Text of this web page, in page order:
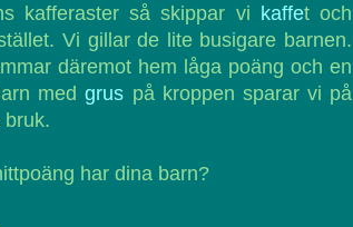
kafferaster så skippar vi kaffet och
Vi gillar de lite busigare barnen.
däremot hem låga poäng och en
medgrus på kroppen sparar vi på
bruk.
har dina barn?